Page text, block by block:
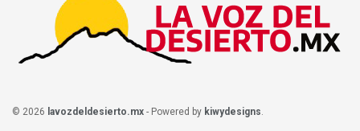
© 2026 lavozdeldesierto.mx - Powered by kiwydesigns